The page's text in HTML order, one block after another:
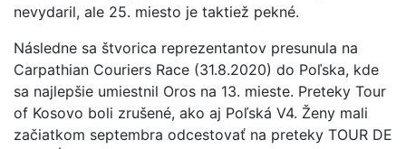
nevydaril, ale 25. miesto je taktiež pekné.
Následne sa štvorica reprezentantov presunula na
Carpathian Couriers Race (31.8.2020) do Poľska, kde
sa najlepšie umiestnil Oros na 13. mieste. Preteky Tour
of Kosovo boli zrušené, ako aj Poľská V4. Ženy mali
začiatkom septembra odcestovať na preteky TOUR DE